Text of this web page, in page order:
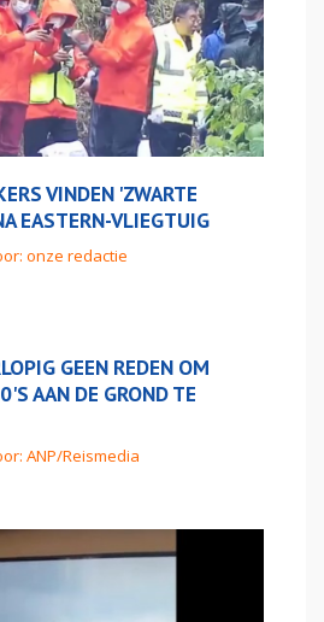
VINDEN 'ZWARTE
EASTERN-VLIEGTUIG
onze redactie
GEEN REDEN OM
AAN DE GROND TE
ANP/Reismedia